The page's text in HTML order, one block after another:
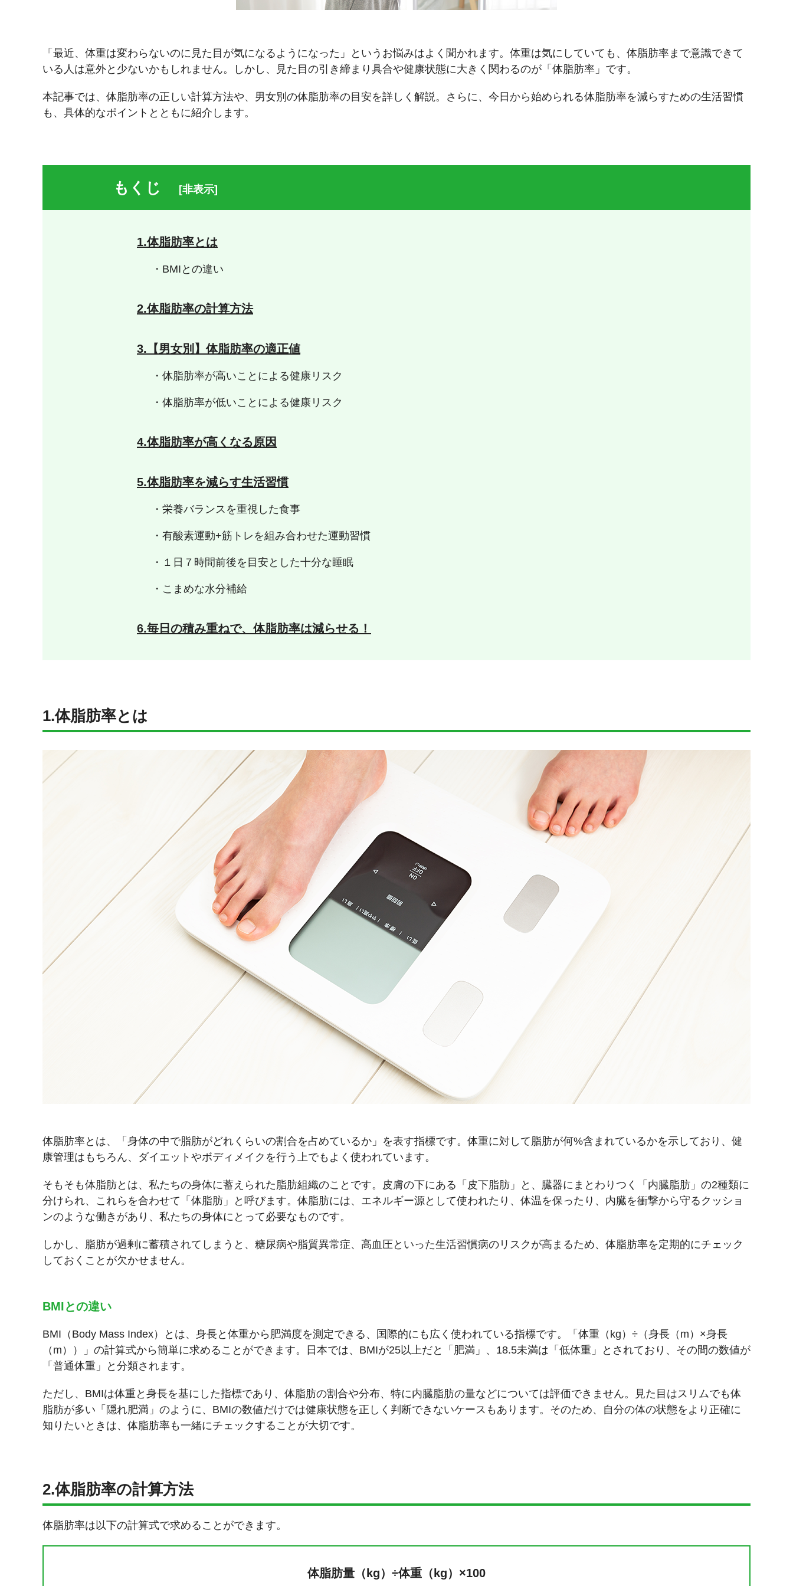
「最近、体重は変わらないのに見た目が気になるようになった」というお悩みはよく聞かれます。体重は気にしていても、体脂肪率まで意識できて
いる人は意外と少ないかもしれません。しかし、見た目の引き締まり具合や健康状態に大きく関わるのが「体脂肪率」です。
本記事では、体脂肪率の正しい計算方法や、男女別の体脂肪率の目安を詳しく解説。さらに、今日から始められる体脂肪率を減らすための生活習慣
も、具体的なポイントとともに紹介します。
もくじ [非表示]
1.体脂肪率とは
・BMIとの違い
2.体脂肪率の計算方法
3.【男女別】体脂肪率の適正値
・体脂肪率が高いことによる健康リスク
・体脂肪率が低いことによる健康リスク
4.体脂肪率が高くなる原因
5.体脂肪率を減らす生活習慣
・栄養バランスを重視した食事
・有酸素運動+筋トレを組み合わせた運動習慣
・１日７時間前後を目安とした十分な睡眠
・こまめな水分補給
6.毎日の積み重ねで、体脂肪率は減らせる！
1.体脂肪率とは
体脂肪率とは、「身体の中で脂肪がどれくらいの割合を占めているか」を表す指標です。体重に対して脂肪が何%含まれているかを示しており、健
康管理はもちろん、ダイエットやボディメイクを行う上でもよく使われています。
そもそも体脂肪とは、私たちの身体に蓄えられた脂肪組織のことです。皮膚の下にある「皮下脂肪」と、臓器にまとわりつく「内臓脂肪」の2種類に
分けられ、これらを合わせて「体脂肪」と呼びます。体脂肪には、エネルギー源として使われたり、体温を保ったり、内臓を衝撃から守るクッショ
ンのような働きがあり、私たちの身体にとって必要なものです。
しかし、脂肪が過剰に蓄積されてしまうと、糖尿病や脂質異常症、高血圧といった生活習慣病のリスクが高まるため、体脂肪率を定期的にチェック
しておくことが欠かせません。
BMIとの違い
BMI（Body Mass Index）とは、身長と体重から肥満度を測定できる、国際的にも広く使われている指標です。「体重（kg）÷（身長（m）×身長
（m））」の計算式から簡単に求めることができます。日本では、BMIが25以上だと「肥満」、18.5未満は「低体重」とされており、その間の数値が
「普通体重」と分類されます。
ただし、BMIは体重と身長を基にした指標であり、体脂肪の割合や分布、特に内臓脂肪の量などについては評価できません。見た目はスリムでも体
脂肪が多い「隠れ肥満」のように、BMIの数値だけでは健康状態を正しく判断できないケースもあります。そのため、自分の体の状態をより正確に
知りたいときは、体脂肪率も一緒にチェックすることが大切です。
2.体脂肪率の計算方法
体脂肪率は以下の計算式で求めることができます。
体脂肪量（kg）÷体重（kg）×100